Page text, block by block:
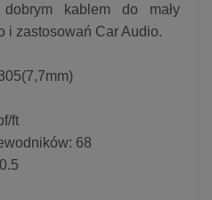
kablem do mały
i zastosowań Car Audio.
ft
68